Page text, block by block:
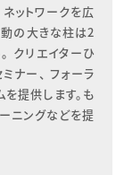
ットワークを広
動の大きな柱は2
クリエイターひ
ナー、 フォーラ
提供します。も
ニングなどを提